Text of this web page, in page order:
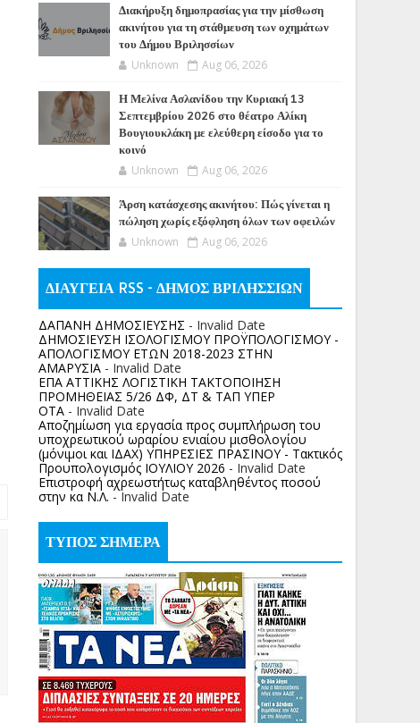
Διακήρυξη δημοπρασίας για την μίσθωση
ακινήτου για τη στάθμευση των οχημάτων
του Δήμου Βριλησσίων
Unknown Aug 06, 2026
Η Μελίνα Ασλανίδου την Kυριακή 13
Σεπτεμβρίου 2026 στο θέατρο Αλίκη
Βουγιουκλάκη με ελεύθερη είσοδο για το
κοινό
Unknown Aug 06, 2026
Άρση κατάσχεσης ακινήτου: Πώς γίνεται η
πώληση χωρίς εξόφληση όλων των οφειλών
Unknown Aug 06, 2026
ΔΙΑΥΓΕΙΑ RSS - ΔΗΜΟΣ ΒΡΙΛΗΣΣΙΩΝ
ΔΑΠΑΝΗ ΔΗΜΟΣΙΕΥΣΗΣ - Invalid Date
ΔΗΜΟΣΙΕΥΣΗ ΙΣΟΛΟΓΙΣΜΟΥ ΠΡΟΫΠΟΛΟΓΙΣΜΟΥ -
ΑΠΟΛΟΓΙΣΜΟΥ ΕΤΩΝ 2018-2023 ΣΤΗΝ
ΑΜΑΡΥΣΙΑ - Invalid Date
ΕΠΑ ΑΤΤΙΚΗΣ ΛΟΓΙΣΤΙΚΗ ΤΑΚΤΟΠΟΙΗΣΗ
ΠΡΟΜΗΘΕΙΑΣ 5/26 ΔΦ, ΔΤ & ΤΑΠ ΥΠΕΡ
ΟΤΑ - Invalid Date
Αποζημίωση για εργασία προς συμπλήρωση του
υποχρεωτικού ωραρίου ενιαίου μισθολογίου
(μόνιμοι και ΙΔΑΧ) ΥΠΗΡΕΣΙΕΣ ΠΡΑΣΙΝΟΥ - Τακτικός
Προυπολογισμός ΙΟΥΛΙΟΥ 2026 - Invalid Date
Επιστροφή αχρεωστήτως καταβληθέντος ποσoύ
στην κα Ν.Λ. - Invalid Date
ΤΥΠΟΣ ΣΗΜΕΡΑ